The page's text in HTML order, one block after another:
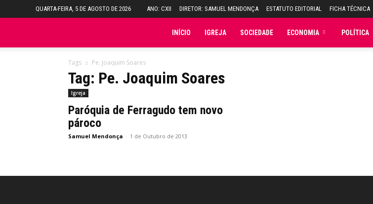
QUARTA-FEIRA, 5 DE AGOSTO DE 2026 ANO: CXII DIRETOR: SAMUEL MENDONÇA ESTATUTO EDITORIAL FICHA TÉCNICA
INÍCIO IGREJA SOCIEDADE ECONOMIA POLÍTICA
Tags Pe. Joaquim Soares
Tag: Pe. Joaquim Soares
Igreja
Paróquia de Ferragudo tem novo
pároco
Samuel Mendonça - 1 de Outubro de 2013